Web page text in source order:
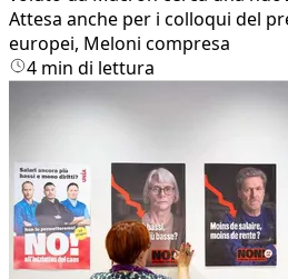
Attesa anche per i colloqui del
europei, Meloni compresa
4 min di lettura